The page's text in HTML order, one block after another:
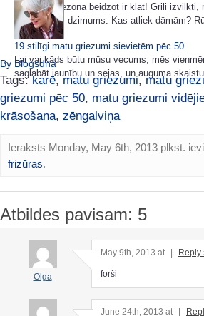
Vasaras sezona beidzot ir klāt! Grili izvilkti,
dara stiprais dzimums. Kas atliek dāmām?
19 stilīgi matu griezumi sievietēm pēc 50
Lai vai kāds būtu mūsu vecums, mēs
saglabāt jaunību un sejas, un auguma
By Blogsdna
Tags:karē,matu griezumi,matu
griezumi pēc 50, matu griezumi
krāsošana, zēngalviņa
Ieraksts Monday, May 6th, 2013 plkst.
frizūras.
Atbildes pavisam: 5
Olga
May 9th, 2013 at Reply
forši
June 24th, 2013 at